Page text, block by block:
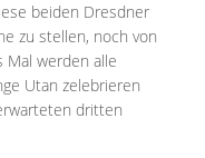
beiden Dresdner
zu stellen, noch von
Mal werden alle
Utan zelebrieren
dritten